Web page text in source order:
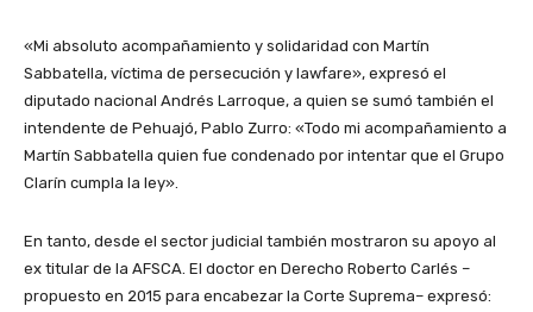
«Mi absoluto acompañamiento y solidaridad con Martín
Sabbatella, víctima de persecución y lawfare», expresó el
diputado nacional Andrés Larroque, a quien se sumó también el
intendente de Pehuajó, Pablo Zurro: «Todo mi acompañamiento a
Martín Sabbatella quien fue condenado por intentar que el Grupo
Clarín cumpla la ley».
En tanto, desde el sector judicial también mostraron su apoyo al
ex titular de la AFSCA. El doctor en Derecho Roberto Carlés –
propuesto en 2015 para encabezar la Corte Suprema– expresó: